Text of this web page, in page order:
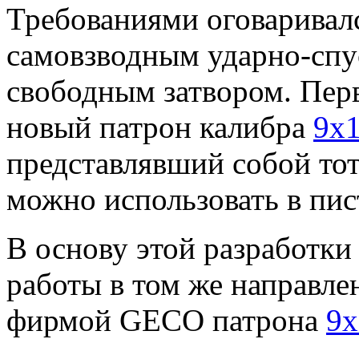
Требованиями
самовзводным ударно-
свободным затвором.
новый патрон калибра
представлявший собой
можно использовать в
В основу этой
работы в том же
фирмой GECO патрона